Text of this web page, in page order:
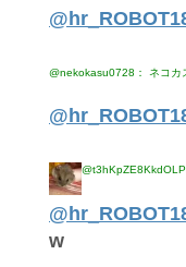
@nekokasu0728： ネコカ
w